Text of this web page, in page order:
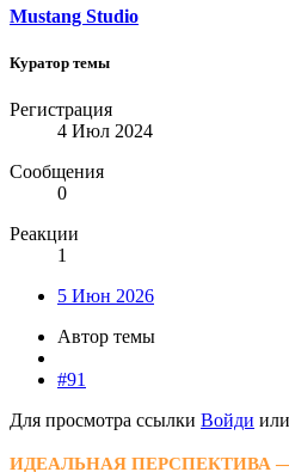
Mustang Studio
Куратор темы
Регистрация
4 Июл 2024
Сообщения
0
Реакции
1
5 Июн 2026
Автор темы
#91
Для просмотра ссылки Войди или
ИДЕАЛЬНАЯ ПЕРСПЕКТИВА